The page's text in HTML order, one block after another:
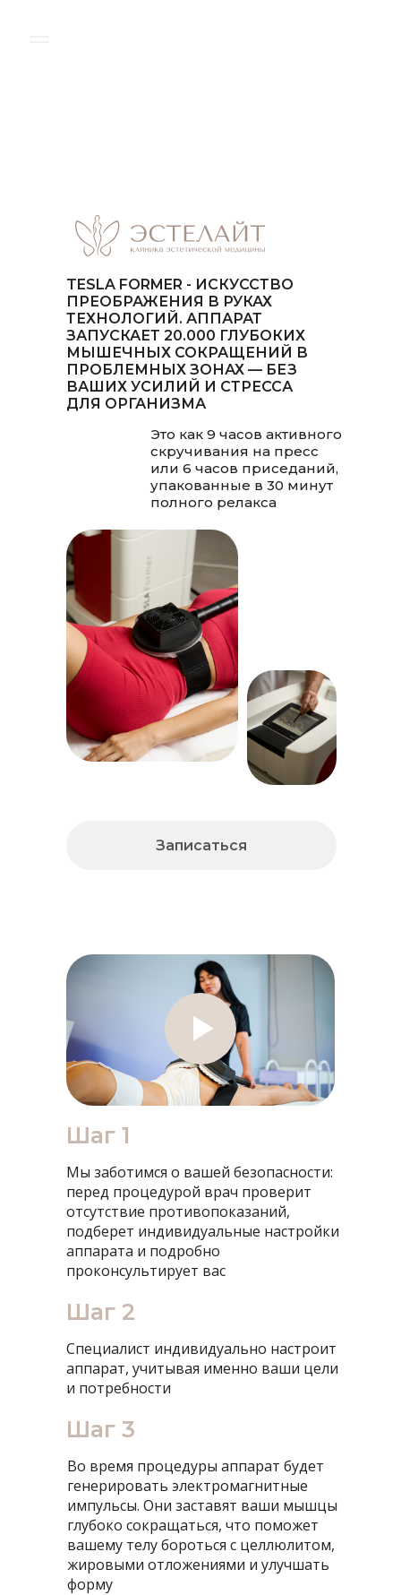
TESLA FORMER - ИСКУССТВО
ПРЕОБРАЖЕНИЯ В РУКАХ
ТЕХНОЛОГИЙ. АППАРАТ
ЗАПУСКАЕТ 20.000 ГЛУБОКИХ
МЫШЕЧНЫХ СОКРАЩЕНИЙ В
ПРОБЛЕМНЫХ ЗОНАХ — БЕЗ
ВАШИХ УСИЛИЙ И СТРЕССА
ДЛЯ ОРГАНИЗМА
Это как 9 часов активного
скручивания на пресс
или 6 часов приседаний,
упакованные в 30 минут
полного релакса
Записаться
Шаг 1
Мы заботимся о вашей безопасности:
перед процедурой врач проверит
отсутствие противопоказаний,
подберет индивидуальные настройки
аппарата и подробно
проконсультирует вас
Шаг 2
Специалист индивидуально настроит
аппарат, учитывая именно ваши цели
и потребности
Шаг 3
Во время процедуры аппарат будет
генерировать электромагнитные
импульсы. Они заставят ваши мышцы
глубоко сокращаться, что поможет
вашему телу бороться с целлюлитом,
жировыми отложениями и улучшать
форму